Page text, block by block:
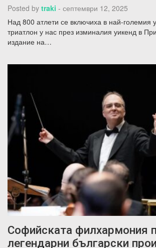
Posted by traki - септември 12, 2025
Над 800 атлети се включиха в най-големия
триатлон у нас през изминалия уикенд в
издание на…
Софийската филхармония
легендарни български